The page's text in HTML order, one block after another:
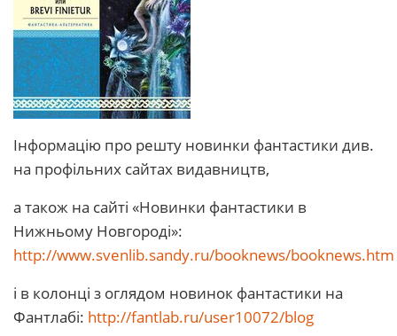
Інформацію про решту новинки фантастики див.
на профільних сайтах видавництв,
а також на сайті «Новинки фантастики в
Нижньому Новгороді»:
http://www.svenlib.sandy.ru/booknews/booknews.htm
і в колонці з оглядом новинок фантастики на
Фантлабі: http://fantlab.ru/user10072/blog